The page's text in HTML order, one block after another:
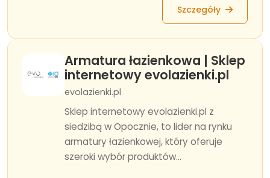
Szczegóły
Armatura łazienkowa | Sklep
internetowy evolazienki.pl
evolazienki.pl
Sklep internetowy evolazienki.pl z
siedzibą w Opocznie, to lider na rynku
armatury łazienkowej, który oferuje
szeroki wybór produktów...